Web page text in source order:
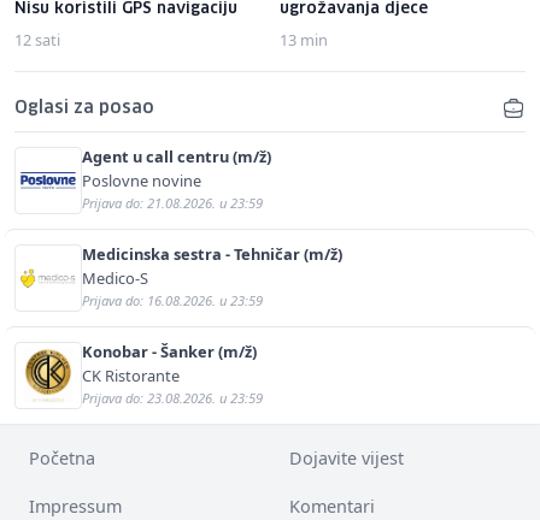
Nisu koristili GPS navigaciju
12 sati
ugrožavanja djece
13 min
Oglasi za posao
Agent u call centru (m/ž)
Poslovne novine
Prijava do: 21.08.2026. u 23:59
Medicinska sestra - Tehničar (m/ž)
Medico-S
Prijava do: 16.08.2026. u 23:59
Konobar - Šanker (m/ž)
CK Ristorante
Prijava do: 23.08.2026. u 23:59
Početna Dojavite vijest
Impressum Komentari